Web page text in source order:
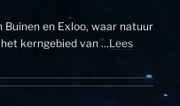
Buinen en Exloo, waar natuur
kerngebied van …Lees